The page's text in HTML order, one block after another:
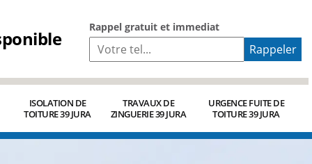
Rappel gratuit et immediat
ISOLATION DE
TOITURE 39 JURA
TRAVAUX DE
ZINGUERIE 39 JURA
URGENCE FUITE DE
TOITURE 39 JURA